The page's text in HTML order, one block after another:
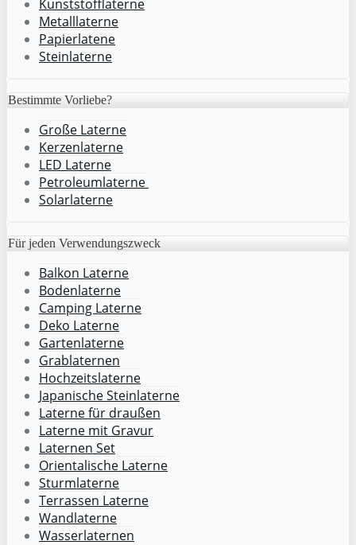
Kunststofflaterne
Metalllaterne
Papierlatene
Steinlaterne
Bestimmte Vorliebe?
Große Laterne
Kerzenlaterne
LED Laterne
Petroleumlaterne
Solarlaterne
Für jeden Verwendungszweck
Balkon Laterne
Bodenlaterne
Camping Laterne
Deko Laterne
Gartenlaterne
Grablaternen
Hochzeitslaterne
Japanische Steinlaterne
Laterne für draußen
Laterne mit Gravur
Laternen Set
Orientalische Laterne
Sturmlaterne
Terrassen Laterne
Wandlaterne
Wasserlaternen